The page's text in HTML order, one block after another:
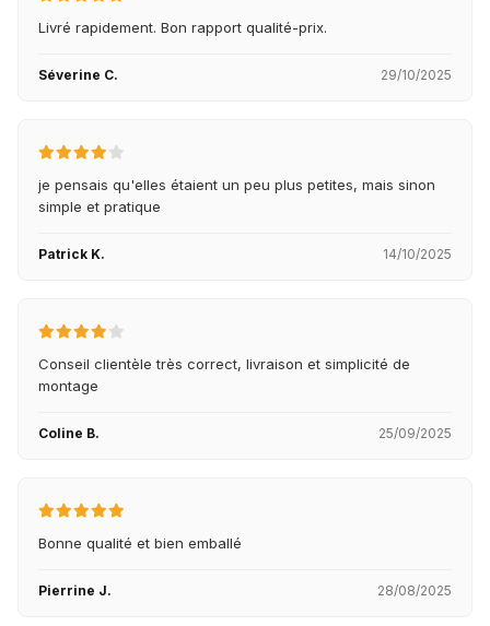
Livré rapidement. Bon rapport qualité-prix.
Séverine C. 29/10/2025
je pensais qu'elles étaient un peu plus petites, mais sinon
simple et pratique
Patrick K. 14/10/2025
Conseil clientèle très correct, livraison et simplicité de
montage
Coline B. 25/09/2025
Bonne qualité et bien emballé
Pierrine J. 28/08/2025